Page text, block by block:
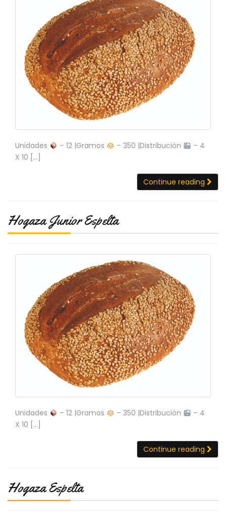
Unidades – 12 |Gramos – 350 |Distribución
– 4
X 10 […]
Continue reading
Hogaza Junior Espelta
Unidades – 12 |Gramos – 350 |Distribución
– 4
X 10 […]
Continue reading
Hogaza Espelta